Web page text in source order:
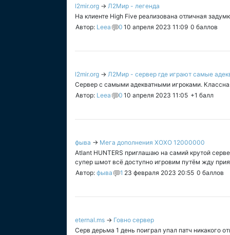
l2mir.org → Л2Мир - легенда
На клиенте High Five реализована отличная
Автор: Leea 0 10 апреля 2023 11:09 0 баллов
l2mir.org → Л2Мир - сервер где играют самые
Сервер с самыми адекватными игроками.
Автор: Leea 0 10 апреля 2023 11:05 +1 балл
фыва → Мега дополнения XOXO 12000000
Atlant HUNTERS приглашаю на самий крутой
супер шмот всё доступно игровим путём жду
Автор: фыва 1 23 февраля 2023 20:55 0 баллов
eternal.ms → Говно сервер
Серв дерьма 1 день поиграл упал патч никакого